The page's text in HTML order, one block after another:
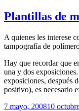
Plantillas de
A quienes les interese
tampografía de
Hay que recordar que
una y dos
exposiciones, después
positivo), es necesario
Publicado
7 mayo, 200810